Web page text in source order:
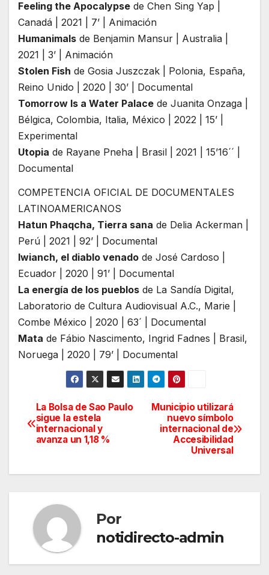
Feeling the Apocalypse de Chen Sing Yap |
Canadá | 2021 | 7’ | Animación
Humanimals de Benjamin Mansur | Australia |
2021 | 3’ | Animación
Stolen Fish de Gosia Juszczak | Polonia, España,
Reino Unido | 2020 | 30’ | Documental
Tomorrow Is a Water Palace de Juanita Onzaga |
Bélgica, Colombia, Italia, México | 2022 | 15’ |
Experimental
Utopia de Rayane Pneha | Brasil | 2021 | 15’16´´ |
Documental
COMPETENCIA OFICIAL DE DOCUMENTALES
LATINOAMERICANOS
Hatun Phaqcha, Tierra sana de Delia Ackerman |
Perú | 2021 | 92’ | Documental
Iwianch, el diablo venado de José Cardoso |
Ecuador | 2020 | 91’ | Documental
La energía de los pueblos de La Sandía Digital,
Laboratorio de Cultura Audiovisual A.C., Marie |
Combe México | 2020 | 63´ | Documental
Mata de Fábio Nascimento, Ingrid Fadnes | Brasil,
Noruega | 2020 | 79’ | Documental
Navegación
de
Municipio utilizará
nuevo símbolo
internacional de
Accesibilidad
Universal
La Bolsa de Sao Paulo
sigue la estela
internacional y
avanza un 1,18 %
Por
notidirecto-admin